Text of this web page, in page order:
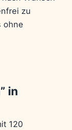
zu
ohne
in
120